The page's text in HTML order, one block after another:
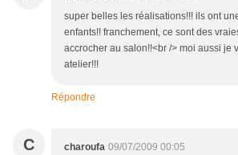
super belles les réalisations!!! ils ont
enfants!! franchement, ce sont des
accrocher au salon!!<br /> moi aussi je
atelier!!!
Répondre
C charoufa 09/07/2009 00:05